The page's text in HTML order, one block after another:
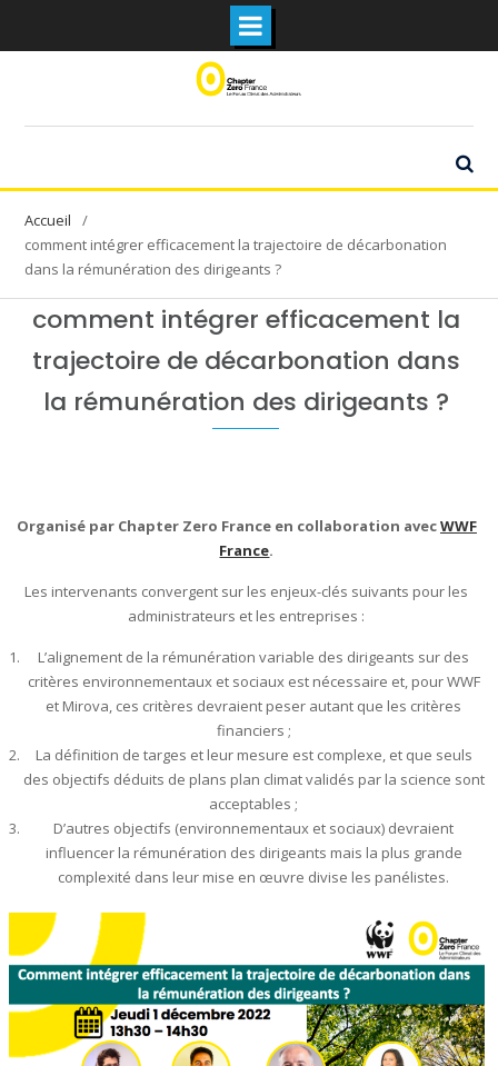
comment intégrer efficacement la trajectoire de décarbonation
dans la rémunération des dirigeants ?
comment intégrer efficacement la
trajectoire de décarbonation dans
la rémunération des dirigeants ?
Organisé par Chapter Zero France en collaboration avecWWF
France.
Les intervenants convergent sur les enjeux-clés suivants pour les
administrateurs et les entreprises :
L’alignement de la rémunération variable des dirigeants sur des
critères environnementaux et sociaux est nécessaire et, pour WWF
et Mirova, ces critères devraient peser autant que les critères
financiers ;
La définition de targes et leur mesure est complexe, et que seuls
des objectifs déduits de plans plan climat validés par la science sont
acceptables ;
D’autres objectifs (environnementaux et sociaux) devraient
influencer la rémunération des dirigeants mais la plus grande
complexité dans leur mise en œuvre divise les panélistes.